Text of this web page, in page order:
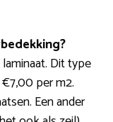
Dit type
per m2.
Een ander